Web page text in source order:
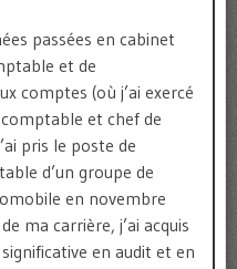
passées en cabinet
et de
comptes (où j’ai exercé
et chef de
pris le poste de
d’un groupe de
en novembre
ma carrière, j’ai acquis
en audit et en